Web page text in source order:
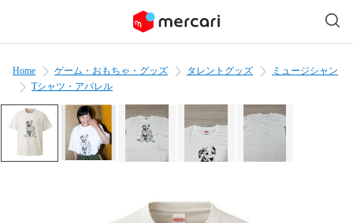
Home ゲーム・おもちゃ・グッズ タレントグッズ
ミュージシャン
Tシャツ・アパレル